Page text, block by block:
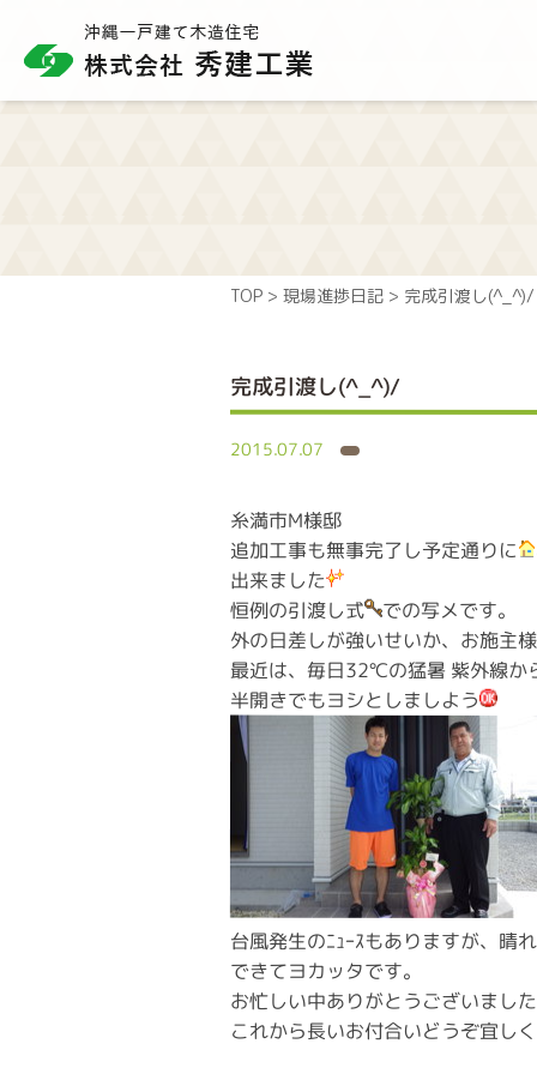
TOP > 現場進捗日記 > 完成引渡し(^_^)/
完成引渡し(^_^)/
2015.07.07
糸満市M様邸
追加工事も無事完了し予定通りに
出来ました
恒例の引渡し式 での写メです。
外の日差しが強いせいか、お施主
最近は、毎日32℃の猛暑 紫外線か
半開きでもヨシとしましよう
台風発生のﾆｭｰｽもありますが、晴
できてヨカッタです。
お忙しい中ありがとうございました
これから長いお付合いどうぞ宜し